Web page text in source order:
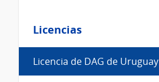
Licencias
Licencias
Licencia de DAG de Uruguay